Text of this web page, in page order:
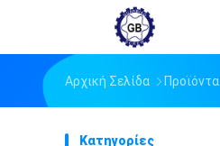
Αρχική Σελίδα Προϊόντα
Κατηγορίες